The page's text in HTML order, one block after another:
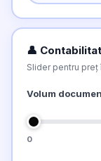
👤
Slider pentru
Volum
0